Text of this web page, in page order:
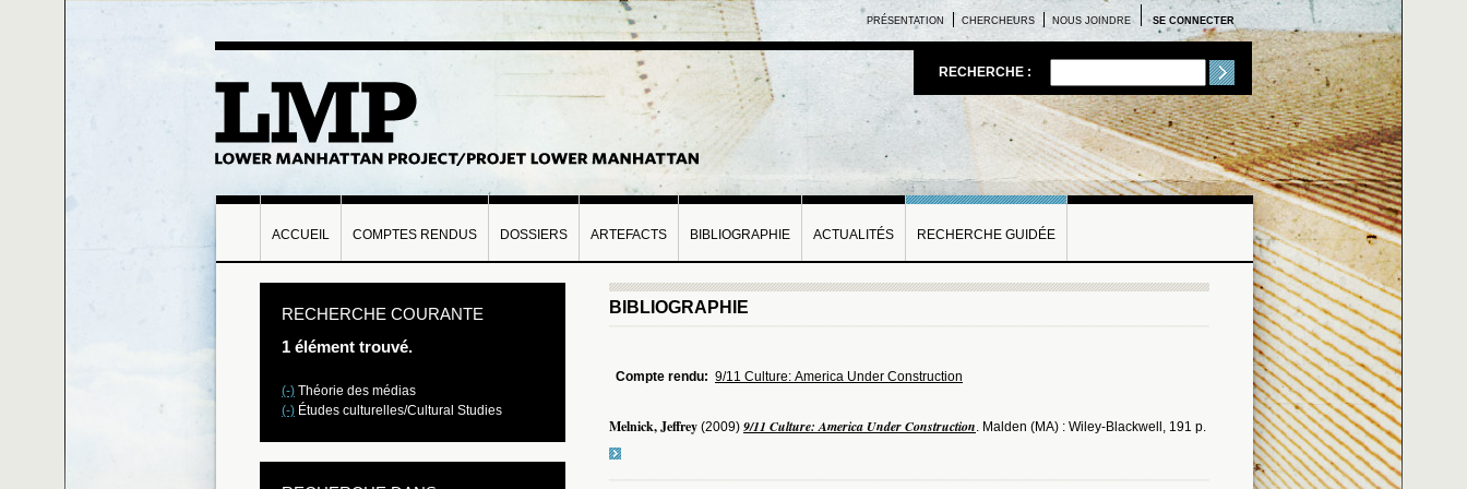
SE CONNECTER
PRÉSENTATION CHERCHEURS NOUS JOINDRE
RECHERCHE :
ACCUEIL COMPTES RENDUS DOSSIERS ARTEFACTS BIBLIOGRAPHIE ACTUALITÉS RECHERCHE GUIDÉE
BIBLIOGRAPHIE
Compte rendu: 9/11 Culture: America Under Construction
Melnick, Jeffrey (2009) 9/11 Culture: America Under Construction. Malden (MA) : Wiley-Blackwell, 191 p.
RECHERCHE COURANTE
1 élément trouvé.
(-) Théorie des médias
(-) Études culturelles/Cultural Studies